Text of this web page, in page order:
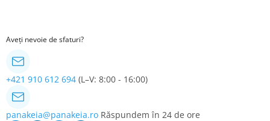
Aveți nevoie de sfaturi?
+421 910 612 694 (L–V: 8:00 - 16:00)
panakeia@panakeia.ro Răspundem în 24 de ore